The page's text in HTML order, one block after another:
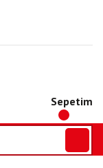
Sepetim